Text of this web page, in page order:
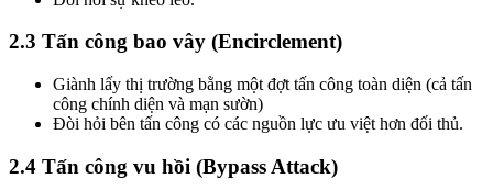
2.3 Tấn công bao vây (Encirclement)
Giành lấy thị trường bằng một đợt tấn công toàn diện (cả tấn
công chính diện và mạn sườn)
Đòi hỏi bên tấn công có các nguồn lực ưu việt hơn đối thủ.
2.4 Tấn công vu hồi (Bypass Attack)